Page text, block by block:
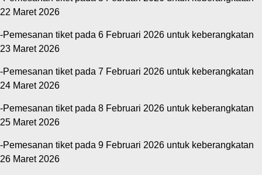
22 Maret 2026
-Pemesanan tiket pada 6 Februari 2026 untuk keberangkatan
23 Maret 2026
-Pemesanan tiket pada 7 Februari 2026 untuk keberangkatan
24 Maret 2026
-Pemesanan tiket pada 8 Februari 2026 untuk keberangkatan
25 Maret 2026
-Pemesanan tiket pada 9 Februari 2026 untuk keberangkatan
26 Maret 2026